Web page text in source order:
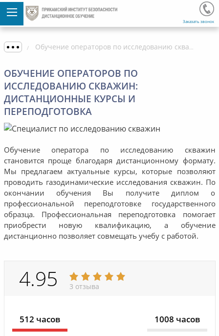
Заказать звонок
Обучение операторов по исследованию скважин: дистанционные курсы и переподготовка
ОБУЧЕНИЕ ОПЕРАТОРОВ ПО
ИССЛЕДОВАНИЮ СКВАЖИН:
ДИСТАНЦИОННЫЕ КУРСЫ И
ПЕРЕПОДГОТОВКА
Обучение оператора по исследованию скважин
становится проще благодаря дистанционному формату.
Мы предлагаем актуальные курсы, которые позволяют
проводить газодинамические исследования скважин. По
окончании обучения Вы получите диплом о
профессиональной переподготовке государственного
образца. Профессиональная переподготовка помогает
приобрести новую квалификацию, а обучение
дистанционно позволяет совмещать учебу с работой.
4.95 3 отзыва
512 часов 1008 часов